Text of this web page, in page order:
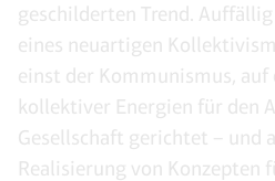
geschilderten Trend.
eines neuartigen
einst der Kommunismus,
kollektiver Energien für den
Gesellschaft gerichtet – und
Realisierung von Konzepten